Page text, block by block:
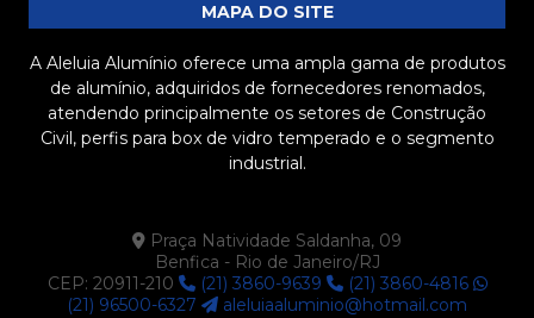
MAPA DO SITE
A Aleluia Alumínio oferece uma ampla gama de produtos
de alumínio, adquiridos de fornecedores renomados,
atendendo principalmente os setores de Construção
Civil, perfis para box de vidro temperado e o segmento
industrial.
Praça Natividade Saldanha, 09
Benfica - Rio de Janeiro/RJ
CEP: 20911-210
(21) 3860-9639
(21) 3860-4816
(21) 96500-6327
aleluiaaluminio@hotmail.com